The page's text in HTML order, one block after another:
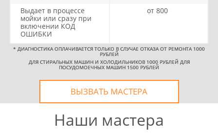
Выдает в процессе
мойки или сразу при
включении КОД
ОШИБКИ
от 800
* ДИАГНОСТИКА ОПЛАЧИВАЕТСЯ ТОЛЬКО В СЛУЧАЕ ОТКАЗА ОТ РЕМОНТА 1000
РУБЛЕЙ
ДЛЯ СТИРАЛЬНЫХ МАШИН И ХОЛОДИЛЬНИКОВ 1000 РУБЛЕЙ ДЛЯ
ПОСУДОМОЕЧНЫХ МАШИН 1500 РУБЛЕЙ
ВЫЗВАТЬ МАСТЕРА
Наши мастера